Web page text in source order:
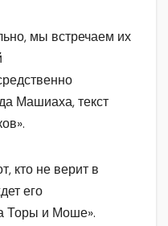
мы встречаем их
Машиаха, текст
кто не верит в
его
Торы и Моше».